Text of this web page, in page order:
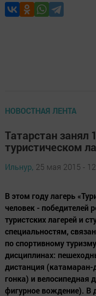
НОВОСТНАЯ ЛЕНТА
Татарстан занял
туристическом
Ильнур, 25 мая 2015 -
В этом году лагерь
человек - победителей
туристских лагерей и
специальностям,
по спортивному
дисциплинах:
дистанция
гонка) и велосипедная
фигурное вождение). В